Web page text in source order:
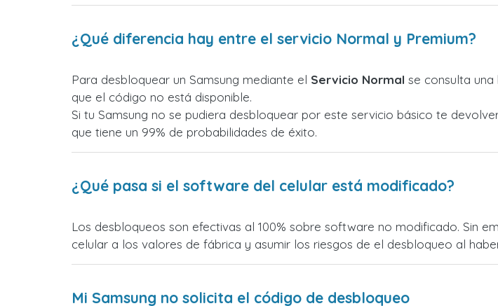
¿Qué diferencia hay entre el servicio Normal y Premium?
Para desbloquear un Samsung mediante el Servicio Normal se consulta
que el código no está disponible.
Si tu Samsung no se pudiera desbloquear por este servicio básico te
que tiene un 99% de probabilidades de éxito.
¿Qué pasa si el software del celular está modificado?
Los desbloqueos son efectivas al 100% sobre software no modificado. Sin
celular a los valores de fábrica y asumir los riesgos de el desbloqueo al
Mi Samsung no solicita el código de desbloqueo